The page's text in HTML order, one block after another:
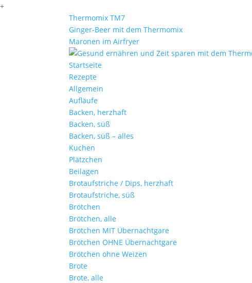
+
Thermomix TM7
Ginger-Beer mit dem Thermomix
Maronen im Airfryer
Startseite
Rezepte
Allgemein
Aufläufe
Backen, herzhaft
Backen, süß
Backen, süß – alles
Kuchen
Plätzchen
Beilagen
Brotaufstriche / Dips, herzhaft
Brotaufstriche, süß
Brötchen
Brötchen, alle
Brötchen MIT Übernachtgare
Brötchen OHNE Übernachtgare
Brötchen ohne Weizen
Brote
Brote, alle